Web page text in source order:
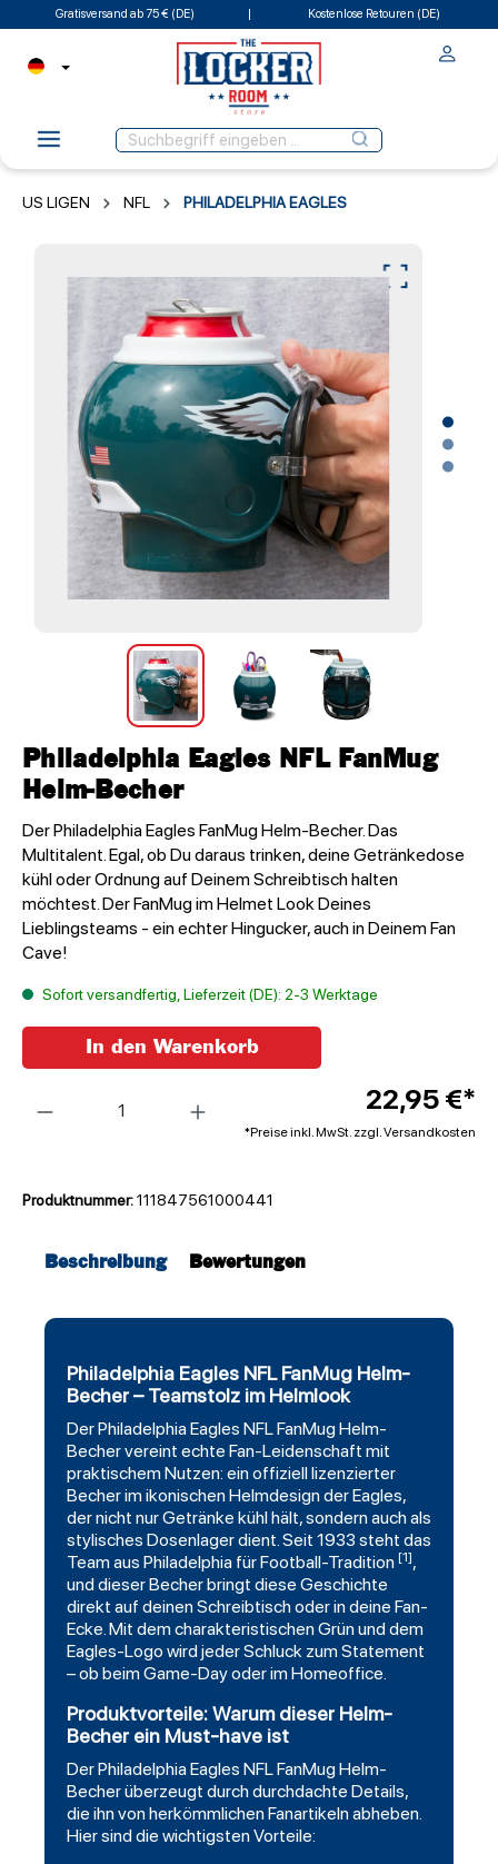
Gratisversand ab 75 € (DE) Kostenlose Retouren (DE)
US LIGEN NFL PHILADELPHIA EAGLES
Philadelphia Eagles NFL FanMug
Helm-Becher
Der Philadelphia Eagles FanMug Helm-Becher. Das
Multitalent. Egal, ob Du daraus trinken, deine Getränkedose
kühl oder Ordnung auf Deinem Schreibtisch halten
möchtest. Der FanMug im Helmet Look Deines
Lieblingsteams - ein echter Hingucker, auch in Deinem Fan
Cave!
Sofort versandfertig, Lieferzeit (DE): 2-3 Werktage
22,95 €*
*Preise inkl. MwSt. zzgl. Versandkosten
In den Warenkorb
Produktnummer:111847561000441
Beschreibung Bewertungen
Philadelphia Eagles NFL FanMug Helm-
Becher – Teamstolz im Helmlook
DerPhiladelphia Eagles NFLFanMugHelm-
Becher vereint echte Fan-Leidenschaft mit
praktischem Nutzen: ein offiziell lizenzierter
Becher im ikonischen Helmdesign der Eagles,
der nicht nur Getränke kühl hält, sondern auch als
stylisches Dosenlager dient. Seit 1933 steht das
Team aus Philadelphia fürFootball-Tradition [1],
und dieser Becher bringt diese Geschichte
direkt auf deinen Schreibtisch oder in deine Fan-
Ecke. Mit dem charakteristischen Grün und dem
Eagles-Logo wird jeder Schluck zum Statement
– ob beim Game-Day oder im Homeoffice.
Produktvorteile: Warum dieser Helm-
Becher ein Must-have ist
Der Philadelphia Eagles NFL FanMug Helm-
Becher überzeugt durch durchdachte Details,
die ihn von herkömmlichen Fanartikeln abheben.
Hier sind die wichtigsten Vorteile: